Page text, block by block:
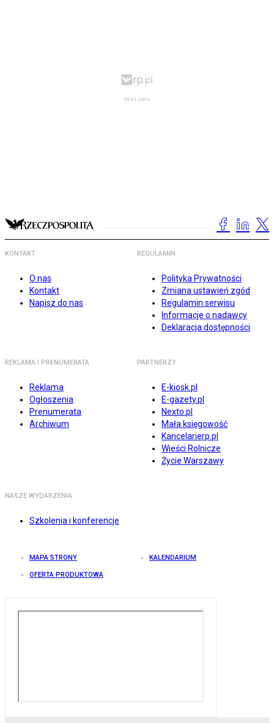
KONTAKT
O nas
Kontakt
Napisz do nas
REGULAMIN
Polityka Prywatności
Zmiana ustawień zgód
Regulamin serwisu
Informacje o nadawcy
Deklaracja dostępności
REKLAMA I PRENUMERATA
Reklama
Ogłoszenia
Prenumerata
Archiwum
PARTNERZY
E-kiosk.pl
E-gazety.pl
Nexto.pl
Mała księgowość
Kancelarierp.pl
Wieści Rolnicze
Życie Warszawy
NASZE WYDARZENIA
Szkolenia i konferencje
MAPA STRONY KALENDARIUM
OFERTA PRODUKTOWA